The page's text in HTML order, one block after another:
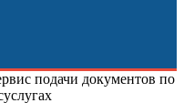
подачи документов по